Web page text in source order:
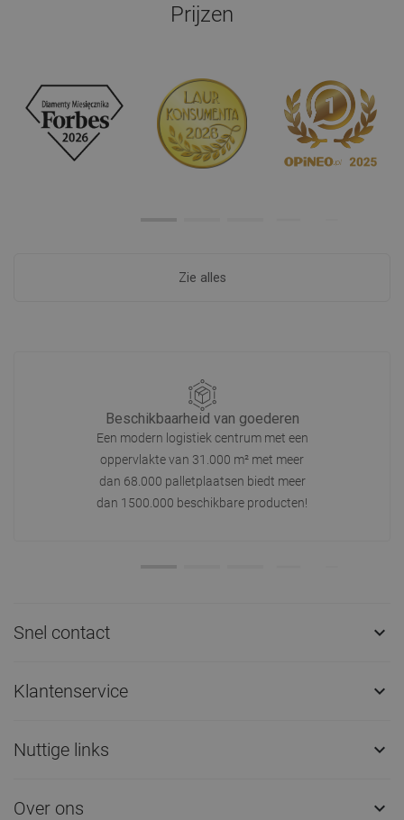
Prijzen
Zie alles
Beschikbaarheid van goederen
Een modern logistiek centrum met een
oppervlakte van 31.000 m² met meer
dan 68.000 palletplaatsen biedt meer
dan 1500.000 beschikbare producten!
Snel contact 
Klantenservice 
Nuttige links 
Over ons 